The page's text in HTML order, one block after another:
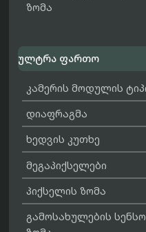
ზომა
ულტრა ფართო
კამერის მოდულის
დიაფრაგმა
ხედვის კუთხე
მეგაპიქსელები
პიქსელის ზომა
გამოსახულების